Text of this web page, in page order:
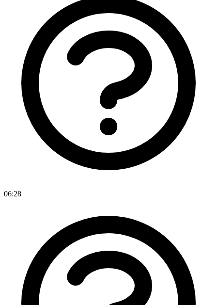
06:28